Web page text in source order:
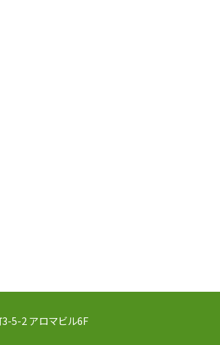
3-5-2 アロマビル6F